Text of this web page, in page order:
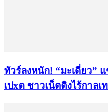
ทัวร์ลงหนัก! “มะเดี่ยว”
เปxต ชาวเน็ตติงไร้กาลเ